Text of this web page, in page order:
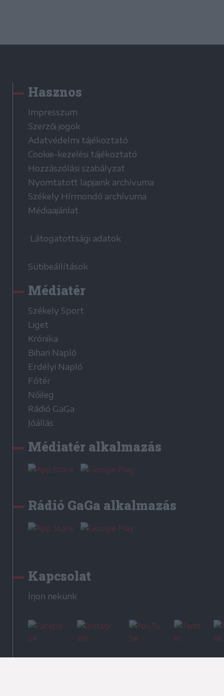
Hasznos
Impresszum
Szerzői jogok
Adatvédelmi tájékoztató
Cookie-kezelési tájékoztató
Hozzászólási szabályzat
Nyomtatott lapjaink archívuma
Székely Hírmondó archívuma
Médiaajánlat
Látogatottsági adatok
Sütibeállítások
Médiatér
Székely Sport
Liget
Krónika
Bihari Napló
Erdélyi Napló
Főtér
Nőileg
Rádió GaGa
Jóállás
Médiatér alkalmazás
Rádió GaGa alkalmazás
Kapcsolat
Írjon nekünk